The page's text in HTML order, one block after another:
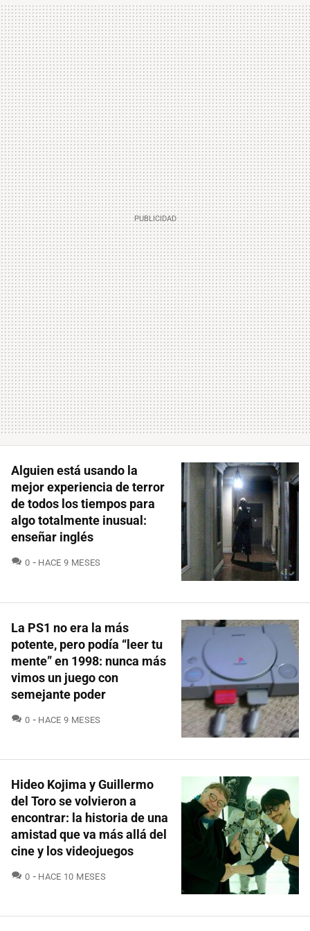
Alguien está usando la
mejor experiencia de terror
de todos los tiempos para
algo totalmente inusual:
enseñar inglés
0 COMENTARIOS
HACE 9 MESES
La PS1 no era la más
potente, pero podía “leer tu
mente” en 1998: nunca más
vimos un juego con
semejante poder
0 COMENTARIOS
HACE 9 MESES
Hideo Kojima y Guillermo
del Toro se volvieron a
encontrar: la historia de una
amistad que va más allá del
cine y los videojuegos
0 COMENTARIOS
HACE 10 MESES